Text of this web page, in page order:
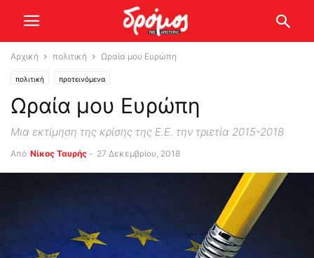
Αρχική πολιτική Ωραία μου Ευρώπη
πολιτική προτεινόμενα
Ωραία μου Ευρώπη
Μια εκτίμηση της κρίσης της Ε.Ε. την τριετία 2015-2018
Από Νίκος Ταυρής - 27 Δεκεμβρίου, 2018